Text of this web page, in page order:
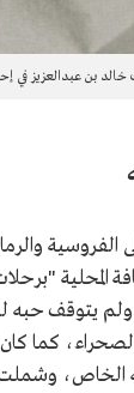
خالد بن عبدالعزيز في
المحلية
ولم يتوقف
كما
وشملت